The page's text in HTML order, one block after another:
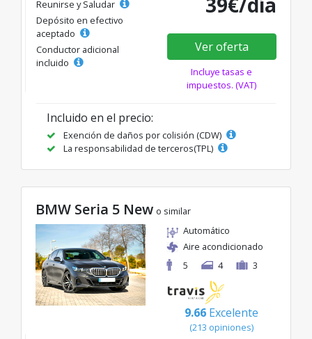
Reunirse y Saludar
Depósito en efectivo
aceptado
Conductor adicional
incluido
Ver oferta
Incluye tasas e
impuestos. (VAT)
Incluido en el precio:
Exención de daños por colisión (CDW)
La responsabilidad de terceros(TPL)
BMW Seria 5 New o similar
Automático
Aire acondicionado
5
4 3
9.66 Excelente
(213 opiniones)